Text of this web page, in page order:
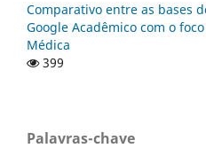
Comparativo entre as bases
Google Acadêmico com o
Médica
399
Palavras-chave